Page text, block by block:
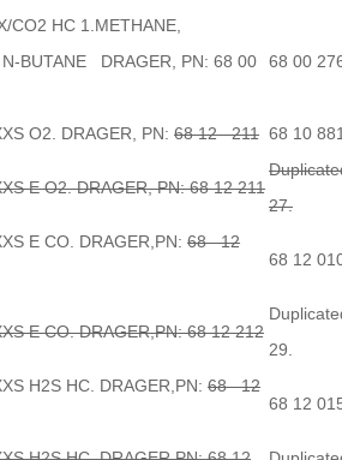
CO2 HC 1.METHANE,
N-BUTANE DRAGER, PN: 68 00
68 00
O2. DRAGER, PN:68 12 211 68 10 881
E O2. DRAGER, PN: 68 12 211
27.
E CO. DRAGER,PN:68 12
68 12
E CO. DRAGER,PN: 68 12 212
29.
H2S HC. DRAGER,PN:68 12
68 12